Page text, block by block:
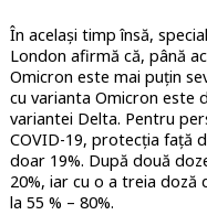
În același timp însă,
London afirmă că, până
Omicron este mai puțin
cu varianta Omicron este
variantei Delta. Pentru
COVID-19, protecția față
doar 19%. După două
20%, iar cu o a treia
la 55 % – 80%.